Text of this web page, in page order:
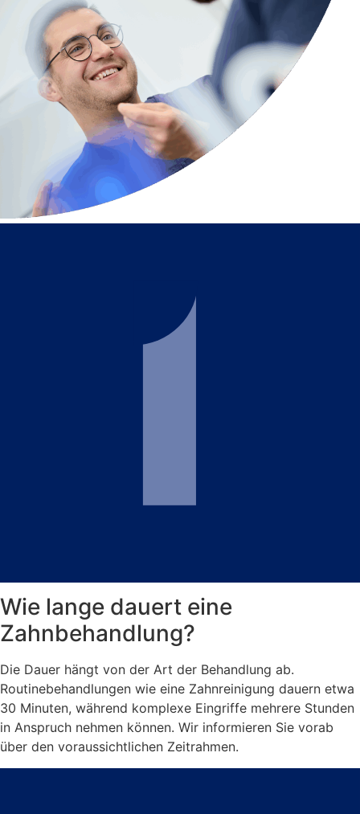
Wie lange dauert eine
Zahnbehandlung?
Die Dauer hängt von der Art der Behandlung ab.
Routinebehandlungen wie eine Zahnreinigung dauern etwa
30 Minuten, während komplexe Eingriffe mehrere Stunden
in Anspruch nehmen können. Wir informieren Sie vorab
über den voraussichtlichen Zeitrahmen.